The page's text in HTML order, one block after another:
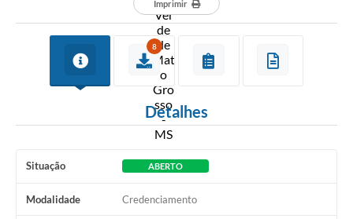
Transparência RPPS
Governança
Legislação
LGPD - Lei Geral de Proteção de Dados
ITR
Imprimir
8
Detalhes
Situação ABERTO
Modalidade Credenciamento